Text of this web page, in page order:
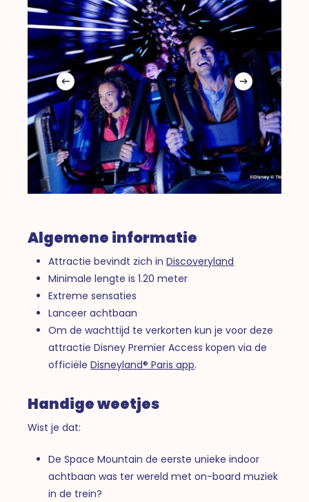
Algemene informatie
Attractie bevindt zich inDiscoveryland
Minimale lengte is 1.20 meter
Extreme sensaties
Lanceer achtbaan
Om de wachttijd te verkorten kun je voor deze
attractie Disney Premier Access kopen via de
officiëleDisneyland® Paris app.
Handige weetjes
Wist je dat:
De Space Mountain de eerste unieke indoor
achtbaan was ter wereld met on-board muziek
in de trein?